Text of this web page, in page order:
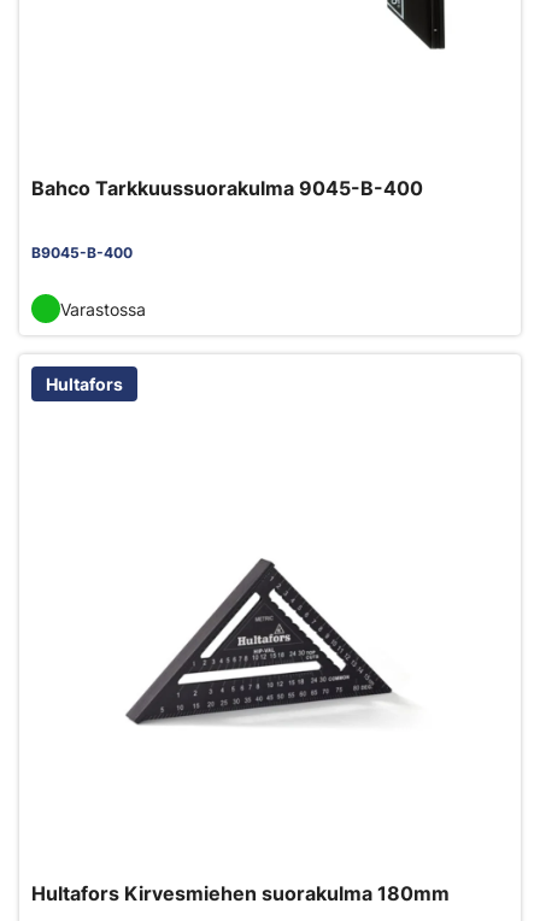
Bahco Tarkkuussuorakulma 9045-B-400
B9045-B-400
Varastossa
Hultafors
Hultafors Kirvesmiehen suorakulma 180mm